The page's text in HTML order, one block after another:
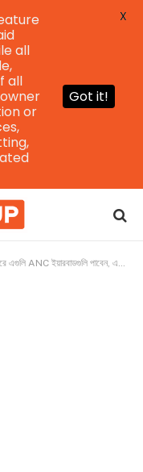
পাবেন, এবং তাদের মূল্য ১৭৯৯ টাকা থেকে শুরু হচ্ছে।
all
all
or
Got it!
X